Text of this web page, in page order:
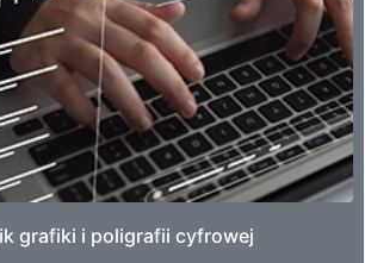
grafiki i poligrafii cyfrowej